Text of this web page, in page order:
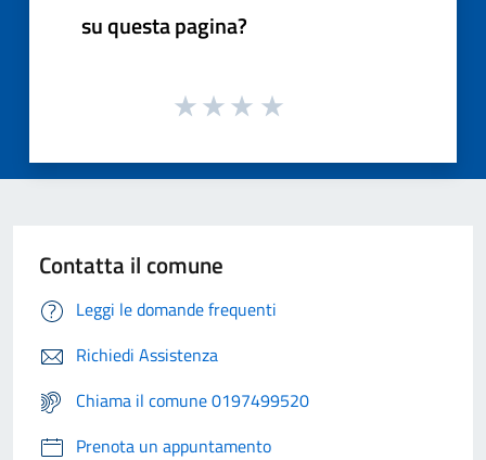
su questa pagina?
Contatta il comune
Leggi le domande frequenti
Richiedi Assistenza
Chiama il comune 0197499520
Prenota un appuntamento